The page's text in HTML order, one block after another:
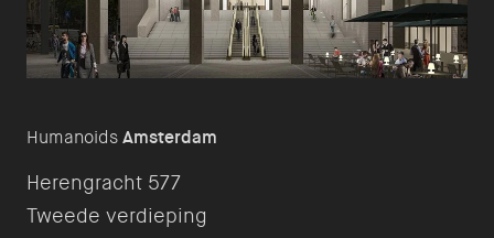
HumanoidsAmsterdam
Herengracht 577
Tweede verdieping